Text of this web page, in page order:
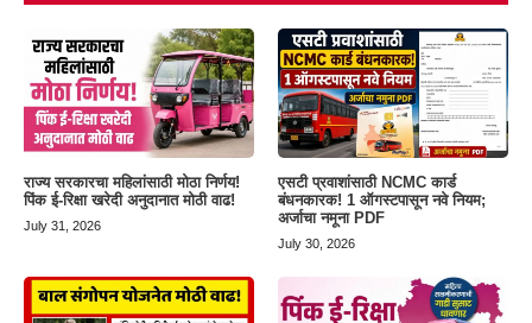
राज्य सरकारचा महिलांसाठी मोठा निर्णय!
पिंक ई-रिक्षा खरेदी अनुदानात मोठी वाढ!
July 31, 2026
एसटी प्रवाशांसाठी NCMC कार्ड
बंधनकारक! 1 ऑगस्टपासून नवे नियम;
अर्जाचा नमूना PDF
July 30, 2026